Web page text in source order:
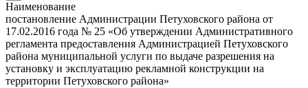
Наименование
постановление Администрации Петуховского района от
17.02.2016 года № 25 «Об утверждении Административного
регламента предоставления Администрацией Петуховского
района муниципальной услуги по выдаче разрешения на
установку и эксплуатацию рекламной конструкции на
территории Петуховского района»